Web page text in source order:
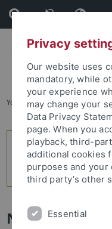
Skip
to
content
Skip
to
footer
You are here: Home ...
Newsletter
Privacy
Our website uses
mandatory, while
your experience
may change your
Data Privacy
page. When you
playback, third-
additional cookies
purposes and your
third party’s other
Essential